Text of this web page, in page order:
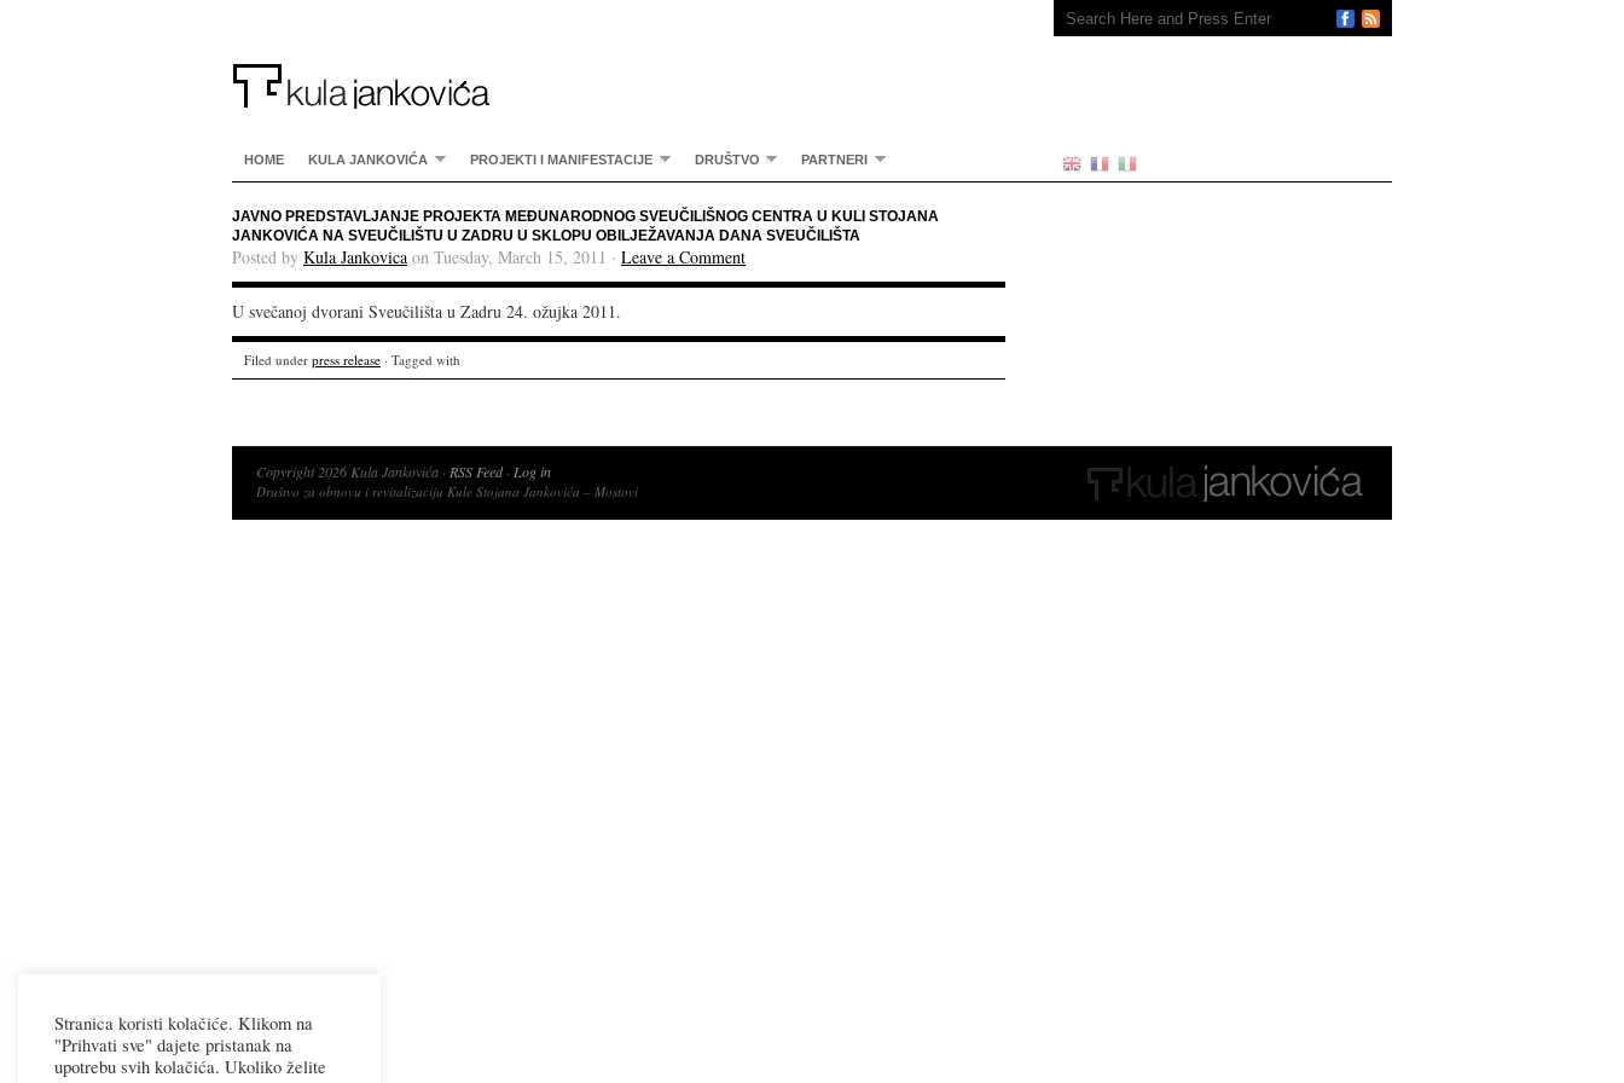
HOME KULA JANKOVIĆA PROJEKTI I MANIFESTACIJE DRUŠTVO PARTNERI
JAVNO PREDSTAVLJANJE PROJEKTA MEĐUNARODNOG SVEUČILIŠNOG CENTRA U KULI STOJANA
JANKOVIĆA NA SVEUČILIŠTU U ZADRU U SKLOPU OBILJEŽAVANJA DANA SVEUČILIŠTA
Posted by Kula Jankovica on Tuesday, March 15, 2011 · Leave a Comment
U svečanoj dvorani Sveučilišta u Zadru 24. ožujka 2011.
Filed under press release · Tagged with
Copyright 2026 Kula Jankovića · RSS Feed· Log in
Društvo za obnovu i revitalizaciju Kule Stojana Jankovića – Mostovi
Stranica koristi kolačiće. Klikom na
"Prihvati sve" dajete pristanak na
upotrebu svih kolačića. Ukoliko želite